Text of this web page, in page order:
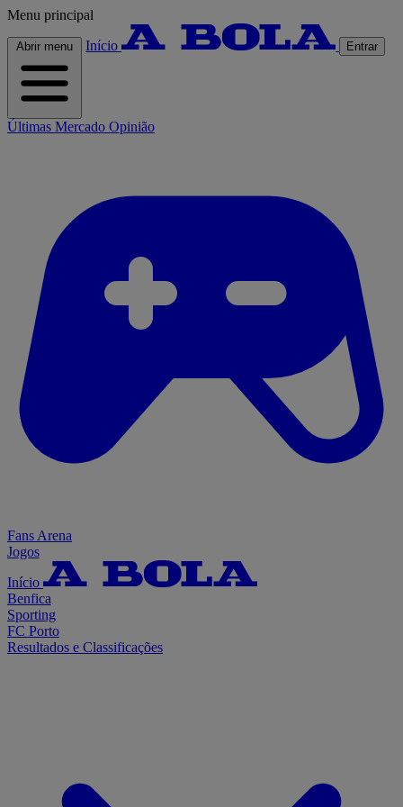
Menu principal
Abrir menu Início Entrar
Últimas Mercado Opinião
Fans Arena
Jogos
Início
Benfica
Sporting
FC Porto
Resultados e Classificações